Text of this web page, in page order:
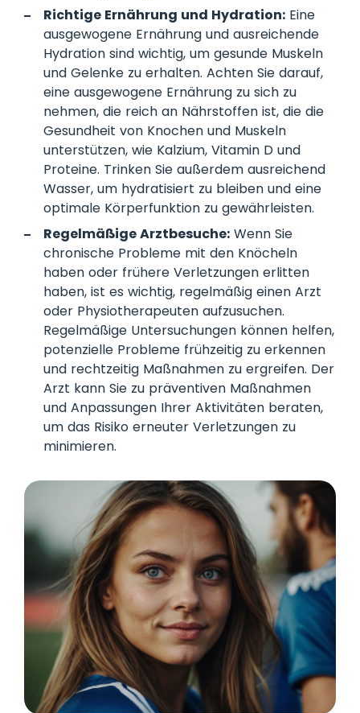
Richtige Ernährung und Hydration: Eine
ausgewogene Ernährung und ausreichende
Hydration sind wichtig, um gesunde Muskeln
und Gelenke zu erhalten. Achten Sie darauf,
eine ausgewogene Ernährung zu sich zu
nehmen, die reich an Nährstoffen ist, die die
Gesundheit von Knochen und Muskeln
unterstützen, wie Kalzium, Vitamin D und
Proteine. Trinken Sie außerdem ausreichend
Wasser, um hydratisiert zu bleiben und eine
optimale Körperfunktion zu gewährleisten.
Regelmäßige Arztbesuche: Wenn Sie
chronische Probleme mit den Knöcheln
haben oder frühere Verletzungen erlitten
haben, ist es wichtig, regelmäßig einen Arzt
oder Physiotherapeuten aufzusuchen.
Regelmäßige Untersuchungen können helfen,
potenzielle Probleme frühzeitig zu erkennen
und rechtzeitig Maßnahmen zu ergreifen. Der
Arzt kann Sie zu präventiven Maßnahmen
und Anpassungen Ihrer Aktivitäten beraten,
um das Risiko erneuter Verletzungen zu
minimieren.